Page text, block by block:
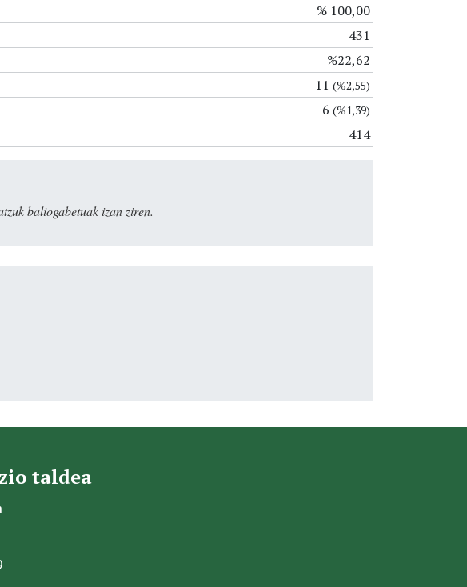
% 100,00
431
%22,62
11 (%2,55)
6 (%1,39)
414
baliogabetuak izan ziren.
taldea